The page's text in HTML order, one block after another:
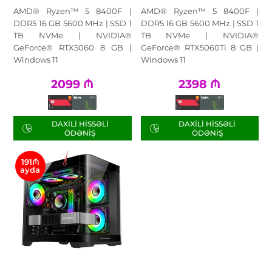
AMD® Ryzen™ 5 8400F |
DDR5 16 GB 5600 MHz | SSD 1
TB NVMe | NVIDIA®
GeForce® RTX5060 8 GB |
Windows 11
2099 ₼
DAXILI HISSƏLI
ÖDƏNIŞ
AMD® Ryzen™ 5 8400F |
DDR5 16 GB 5600 MHz | SSD 1
TB NVMe | NVIDIA®
GeForce® RTX5060Ti 8 GB |
Windows 11
2398 ₼
DAXILI HISSƏLI
ÖDƏNIŞ
191₼
ayda